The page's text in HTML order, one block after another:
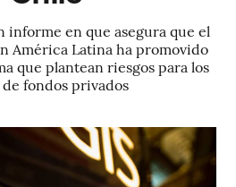
informe en que asegura que el
América Latina ha promovido
que plantean riesgos para los
fondos privados